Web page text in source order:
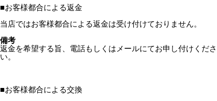
■お客様都合による返金
当店ではお客様都合による返金は受け付けておりません。
備考
返金を希望する旨、電話もしくはメールにてお申し付けくださ
い。
■お客様都合による交換